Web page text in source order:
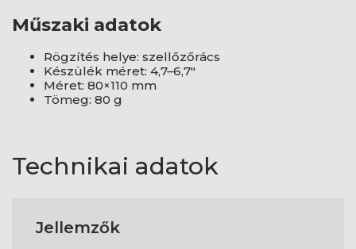
Műszaki adatok
Rögzítés helye: szellőzőrács
Készülék méret: 4,7–6,7"
Méret: 80×110 mm
Tömeg: 80 g
Technikai adatok
Jellemzők